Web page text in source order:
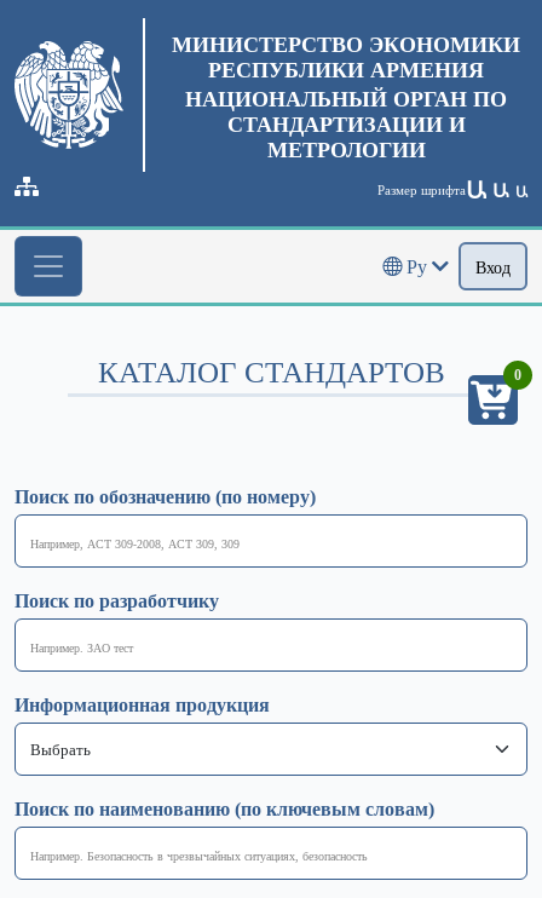
МИНИСТЕРСТВО ЭКОНОМИКИ
РЕСПУБЛИКИ АРМЕНИЯ
НАЦИОНАЛЬНЫЙ ОРГАН ПО
СТАНДАРТИЗАЦИИ И
МЕТРОЛОГИИ
Размер шрифтаԱ Ա Ա
Ру Вход
КАТАЛОГ СТАНДАРТОВ
Поиск по обозначению (по номеру)
Поиск по разработчику
Информационная продукция
Поиск по наименованию (по ключевым словам)
0